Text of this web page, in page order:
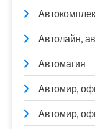
Автолайн,
Автомагия
Автомир,
Автомир,